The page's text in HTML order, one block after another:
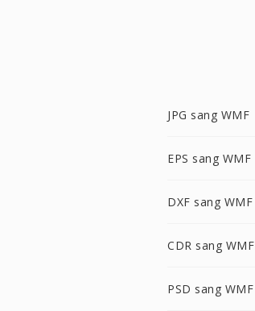
JPG sang WMF
EPS sang WMF
DXF sang WMF
CDR sang WMF
PSD sang WMF